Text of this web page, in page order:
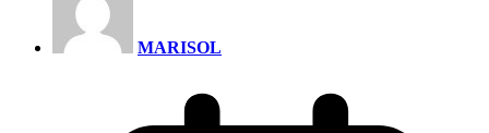
MARISOL